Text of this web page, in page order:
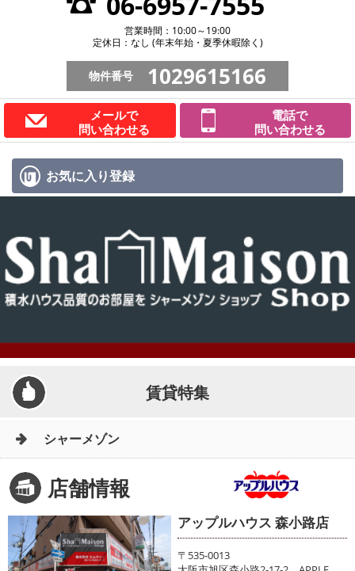
営業時間：10:00～19:00
定休日：なし (年末年始・夏季休暇除く)
物件番号 1029615166
メールで
問い合わせる
電話で
問い合わせる
お気に入り登録
賃貸特集
シャーメゾン
店舗情報
アップルハウス 森小路店
〒535-0013